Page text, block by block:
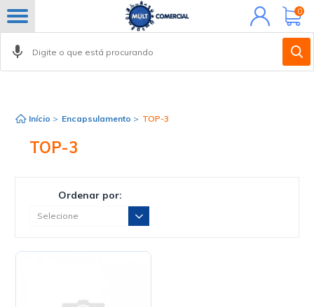
Minha
conta
0
Início > Encapsulamento > TOP-3
TOP-3
Ordenar por: